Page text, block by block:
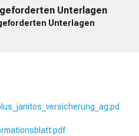
Unterlagen
Unterlagen